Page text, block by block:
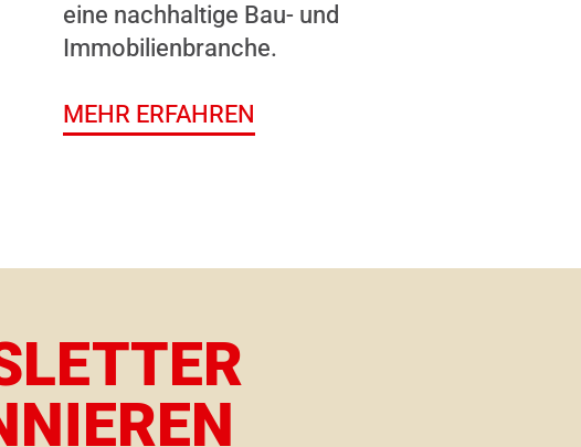
eine nachhaltige Bau- und
Immobilienbranche.
MEHR ERFAHREN